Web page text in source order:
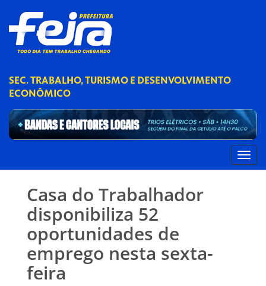
SEC. TRABALHO, TURISMO E DESENVOLVIMENTO
ECONÔMICO
Casa do Trabalhador
disponibiliza 52
oportunidades de
emprego nesta sexta-
feira